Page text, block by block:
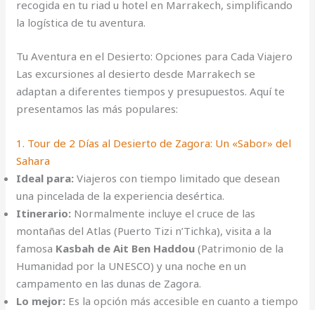
recogida en tu riad u hotel en Marrakech, simplificando
la logística de tu aventura.
Tu Aventura en el Desierto: Opciones para Cada Viajero
Las excursiones al desierto desde Marrakech se
adaptan a diferentes tiempos y presupuestos. Aquí te
presentamos las más populares:
1. Tour de 2 Días al Desierto de Zagora: Un «Sabor» del
Sahara
Ideal para: Viajeros con tiempo limitado que desean
una pincelada de la experiencia desértica.
Itinerario: Normalmente incluye el cruce de las
montañas del Atlas (Puerto Tizi n’Tichka), visita a la
famosa Kasbah de Ait Ben Haddou (Patrimonio de la
Humanidad por la UNESCO) y una noche en un
campamento en las dunas de Zagora.
Lo mejor: Es la opción más accesible en cuanto a tiempo